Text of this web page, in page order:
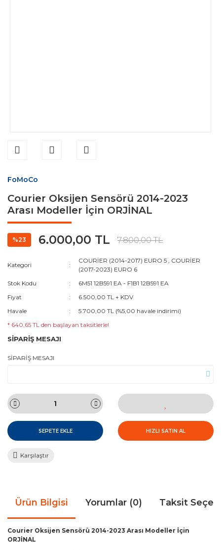
FoMoCo
Courier Oksijen Sensörü 2014-2023
Arası Modeller İçin ORJİNAL
%23 6.000,00 TL 7.800,00 TL
Kategori
COURİER (2014-2017) EURO 5 , COURİER
(2017-2023) EURO 6
Stok Kodu
6M51 12B591 EA - F1B1 12B591 EA
Fiyat
6.500,00 TL + KDV
Havale
5.700,00 TL (%5,00 havale indirimi)
* 640,65 TL den başlayan taksitlerle!
SİPARİŞ MESAJI
SİPARİŞ MESAJI
SEPETE EKLE HIZLI SATIN AL
Karşılaştır
Ürün Bilgisi Yorumlar (0) Taksit
Courier Oksijen Sensörü 2014-2023 Arası Modeller İçin
ORJİNAL